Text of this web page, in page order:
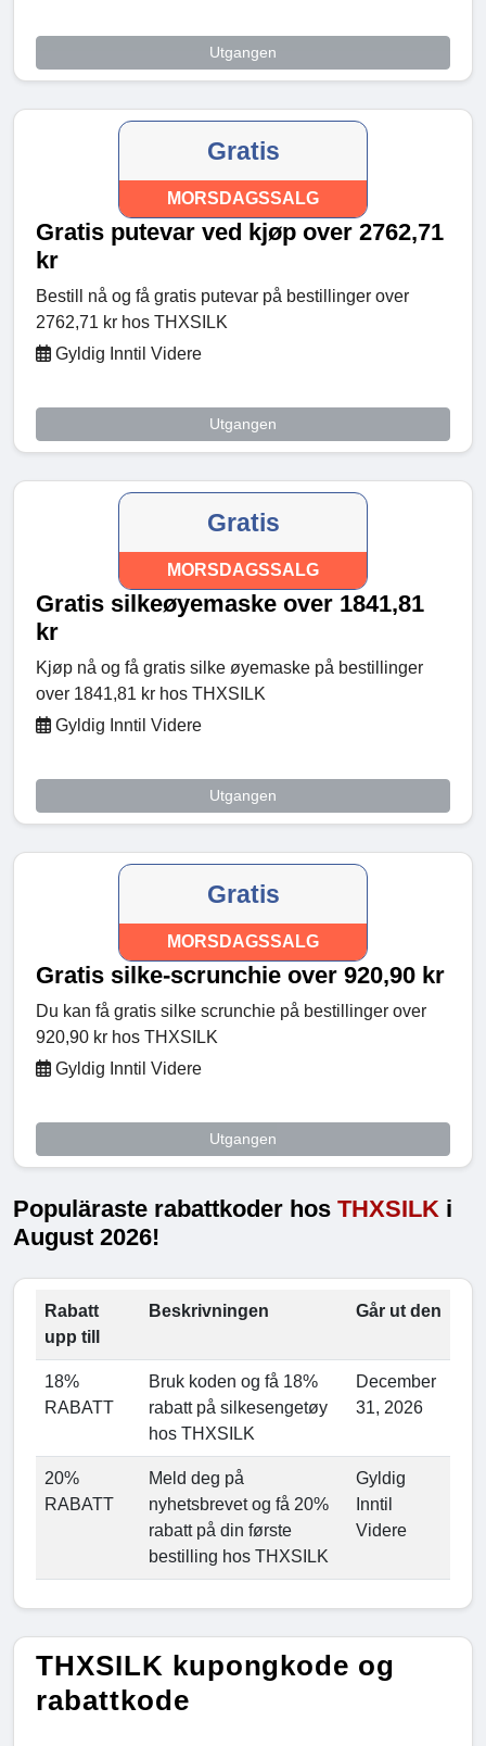
Utgangen
Gratis
MORSDAGSSALG
Gratis putevar ved kjøp over 2762,71
kr
Bestill nå og få gratis putevar på bestillinger over
2762,71 kr hos THXSILK
Gyldig Inntil Videre
Utgangen
Gratis
MORSDAGSSALG
Gratis silkeøyemaske over 1841,81
kr
Kjøp nå og få gratis silke øyemaske på bestillinger
over 1841,81 kr hos THXSILK
Gyldig Inntil Videre
Utgangen
Gratis
MORSDAGSSALG
Gratis silke-scrunchie over 920,90 kr
Du kan få gratis silke scrunchie på bestillinger over
920,90 kr hos THXSILK
Gyldig Inntil Videre
Utgangen
Populäraste rabattkoder hos THXSILK i
August 2026!
Rabatt
upp till
Beskrivningen Går ut den
18%
RABATT
Bruk koden og få 18%
rabatt på silkesengetøy
hos THXSILK
December
31, 2026
20%
RABATT
Meld deg på
nyhetsbrevet og få 20%
rabatt på din første
bestilling hos THXSILK
Gyldig
Inntil
Videre
THXSILK kupongkode og
rabattkode